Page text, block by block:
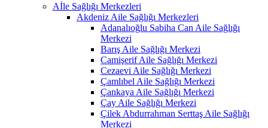
Aİle Sağlığı Merkezleri
Akdeniz Aile Sağlığı Merkezleri
Adanalıoğlu Sabiha Can Aile Sağlığı
Merkezi
Barış Aile Sağlığı Merkezi
Camişerif Aile Sağlığı Merkezi
Cezaevi Aile Sağlığı Merkezi
Çamlıbel Aile Sağlığı Merkezi
Çankaya Aile Sağlığı Merkezi
Çay Aile Sağlığı Merkezi
Çilek Abdurrahman Serttaş Aile Sağlığı
Merkezi